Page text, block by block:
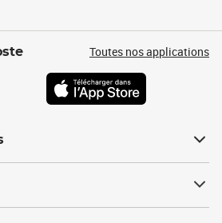
Toutes nos applications